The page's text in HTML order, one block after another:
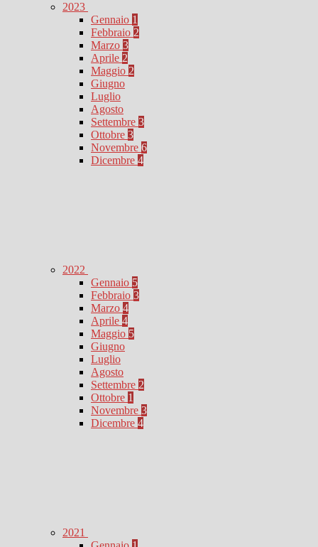
2023
Gennaio 1
Febbraio 2
Marzo 3
Aprile 2
Maggio 2
Giugno
Luglio
Agosto
Settembre 3
Ottobre 3
Novembre 6
Dicembre 4
2022
Gennaio 5
Febbraio 3
Marzo 4
Aprile 4
Maggio 5
Giugno
Luglio
Agosto
Settembre 2
Ottobre 1
Novembre 3
Dicembre 4
2021